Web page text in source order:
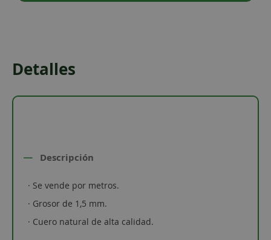
Detalles
Descripción
· Se vende por metros.
· Grosor de 1,5 mm.
· Cuero natural de alta calidad.